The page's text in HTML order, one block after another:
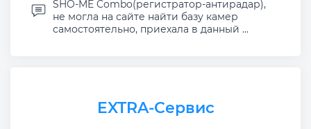
SHO-ME Combo(регистратор-антирадар),
не могла на сайте найти базу камер
самостоятельно, приехала в данный ...
EXTRA-Сервис